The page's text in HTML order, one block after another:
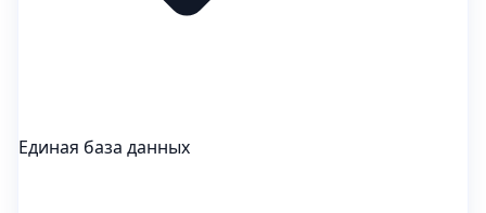
Единая база данных